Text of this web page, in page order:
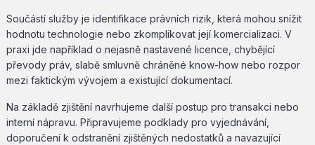
Součástí služby je identifikace právních rizik, která mohou snížit
hodnotu technologie nebo zkomplikovat její komercializaci. V
praxi jde například o nejasně nastavené licence, chybějící
převody práv, slabě smluvně chráněné know-how nebo rozpor
mezi faktickým vývojem a existující dokumentací.
Na základě zjištění navrhujeme další postup pro transakci nebo
interní nápravu. Připravujeme podklady pro vyjednávání,
doporučení k odstranění zjištěných nedostatků a navazující